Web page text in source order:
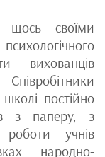
своїми
вихованців
постійно
з паперу, з
учнів
народно-